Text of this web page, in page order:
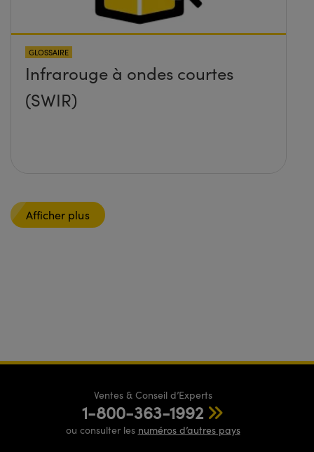
GLOSSAIRE
Infrarouge à ondes courtes
(SWIR)
Afficher plus
Ventes & Conseil d’Experts
1-800-363-1992
ou consulter les numéros d’autres pays